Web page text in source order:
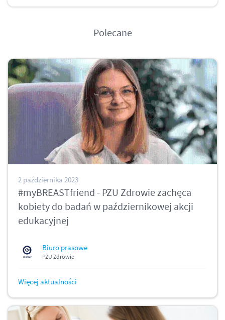
Polecane
2 października 2023
#myBREASTfriend - PZU Zdrowie zachęca
kobiety do badań w październikowej akcji
edukacyjnej
Biuro prasowe
PZU Zdrowie
Więcej aktualności